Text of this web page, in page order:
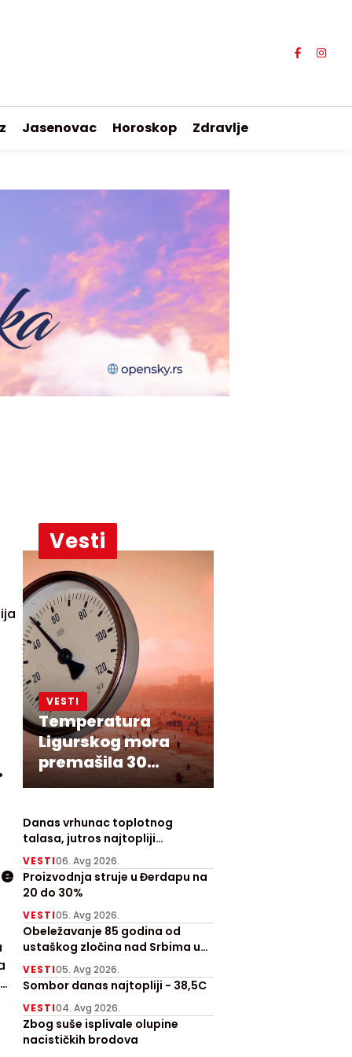
Jasenovac Horoskop Zdravlje
Vesti
VESTI
Temperatura
Ligurskog mora
premašila 30
stepeni
Danas vrhunac toplotnog
talasa, jutros najtopliji
Zrenjanjin sa 30 stepeni
VESTI06. Avg 2026.
Proizvodnja struje u Đerdapu na
20 do 30%
VESTI05. Avg 2026.
Obeležavanje 85 godina od
ustaškog zločina nad Srbima u
Prebilovcima
VESTI05. Avg 2026.
Sombor danas najtopliji - 38,5C
VESTI04. Avg 2026.
Zbog suše isplivale olupine
nacističkih brodova